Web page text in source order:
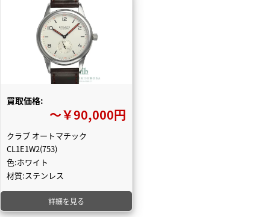
買取価格:
〜￥90,000円
クラブ オートマチック
CL1E1W2(753)
色:ホワイト
材質:ステンレス
詳細を見る